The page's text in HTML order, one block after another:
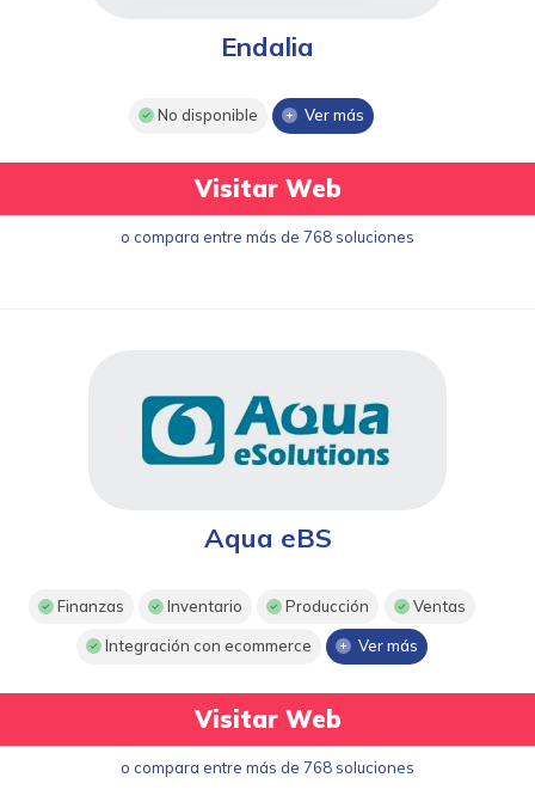
Endalia
No disponible Ver más
Visitar Web
o compara entre más de 768 soluciones
Aqua eBS
Finanzas Inventario Producción Ventas
Integración con ecommerce Ver más
Visitar Web
o compara entre más de 768 soluciones